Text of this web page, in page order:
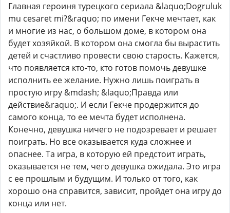
Главная героиня турецкого сериала &laquo;Dogruluk
mu cesaret mi?&raquo; по имени Гекче мечтает, как
и многие из нас, о большом доме, в котором она
будет хозяйкой. В котором она смогла бы вырастить
детей и счастливо провести свою старость. Кажется,
что появляется кто-то, кто готов помочь девушке
исполнить ее желание. Нужно лишь поиграть в
простую игру &mdash; &laquo;Правда или
действие&raquo;. И если Гекче продержится до
самого конца, то ее мечта будет исполнена.
Конечно, девушка ничего не подозревает и решает
поиграть. Но все оказывается куда сложнее и
опаснее. Та игра, в которую ей предстоит играть,
оказывается не тем, чего девушка ожидала. Это игра
с ее прошлым и будущим. И только от того, как
хорошо она справится, зависит, пройдет она игру до
конца или нет.